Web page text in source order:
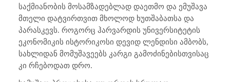
საქმიანობის მოსამზადებლად დაეთმო და ემუშავა
მთელი დატვირთვით მხოლოდ ხუთშაბათსა და
პარასკევს. როგორც ჰარვარდის უნივერსიტეტის
ეკონომიკის ისტორიკოსი დევიდ ლენდისი ამბობს,
სახლიდან მომუშავეებს კარგი გამოძინებისთვისაც
კი რჩებოდათ დრო.